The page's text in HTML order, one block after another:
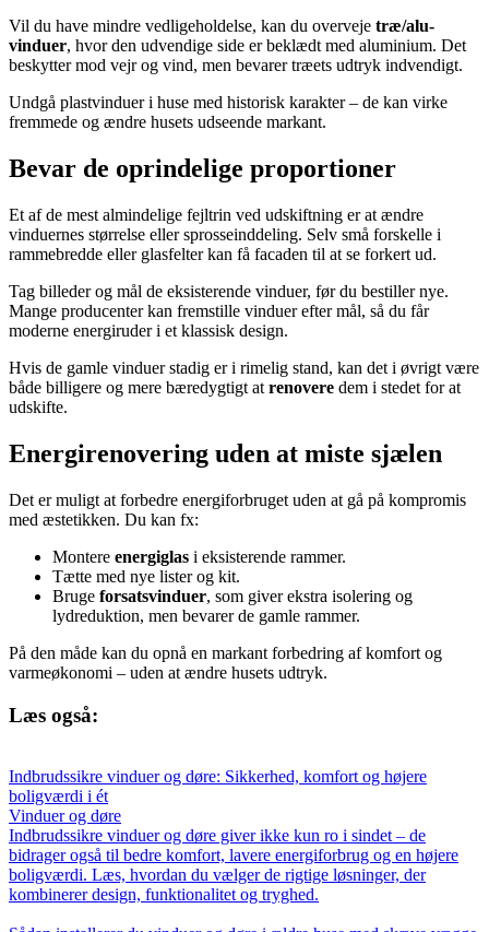
Vil du have mindre vedligeholdelse, kan du overveje træ/alu-
vinduer, hvor den udvendige side er beklædt med aluminium. Det
beskytter mod vejr og vind, men bevarer træets udtryk indvendigt.
Undgå plastvinduer i huse med historisk karakter – de kan virke
fremmede og ændre husets udseende markant.
Bevar de oprindelige proportioner
Et af de mest almindelige fejltrin ved udskiftning er at ændre
vinduernes størrelse eller sprosseinddeling. Selv små forskelle i
rammebredde eller glasfelter kan få facaden til at se forkert ud.
Tag billeder og mål de eksisterende vinduer, før du bestiller nye.
Mange producenter kan fremstille vinduer efter mål, så du får
moderne energiruder i et klassisk design.
Hvis de gamle vinduer stadig er i rimelig stand, kan det i øvrigt være
både billigere og mere bæredygtigt at renovere dem i stedet for at
udskifte.
Energirenovering uden at miste sjælen
Det er muligt at forbedre energiforbruget uden at gå på kompromis
med æstetikken. Du kan fx:
Montere energiglas i eksisterende rammer.
Tætte med nye lister og kit.
Bruge forsatsvinduer, som giver ekstra isolering og
lydreduktion, men bevarer de gamle rammer.
På den måde kan du opnå en markant forbedring af komfort og
varmeøkonomi – uden at ændre husets udtryk.
Læs også:
Indbrudssikre vinduer og døre: Sikkerhed, komfort og højere
boligværdi i ét
Vinduer og døre
Indbrudssikre vinduer og døre giver ikke kun ro i sindet – de
bidrager også til bedre komfort, lavere energiforbrug og en højere
boligværdi. Læs, hvordan du vælger de rigtige løsninger, der
kombinerer design, funktionalitet og tryghed.